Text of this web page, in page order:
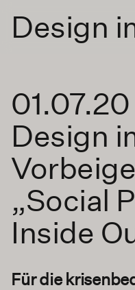
Design
Design
„Social
Inside
Für die